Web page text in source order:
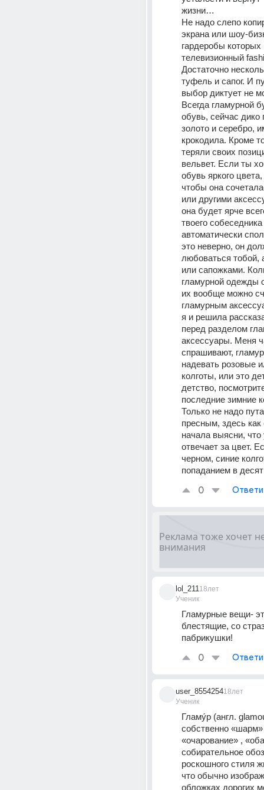
жизни…
Не надо слепо
экрана или шоу-
гардеробы
телевизионный
Достаточно
туфель и сапог. И
выбор диктует не
Всегда гламурной
обувь, сейчас дико
золото и серебро,
крокодила. Кроме
теряли своих
вельвет. Если ты
обувь яркого
чтобы она
или другими
она будет ярче
твоего
автоматически
это неверно, он
любоваться тобой,
или сапожками.
гламурной одежды
их вообще можно
гламурным
я и решила
перед разделом
аксессуары. Меня
спрашивают,
надевать розовые
колготы, или это
детство,
последние зимние
Только не надо
пресным, здесь
начала выясни, что
отвечает за цвет.
черном, синие
попаданием в
0
lol_211
Ученик
18лет
Гламурные вещи-
блестящие, со
пабрикушки!
0
user_8554254
Ученик
18лет
Гламу́р (англ.
собственно
«очарование» ,
собирательное
роскошного стиля
что обычно
обложках дорогих